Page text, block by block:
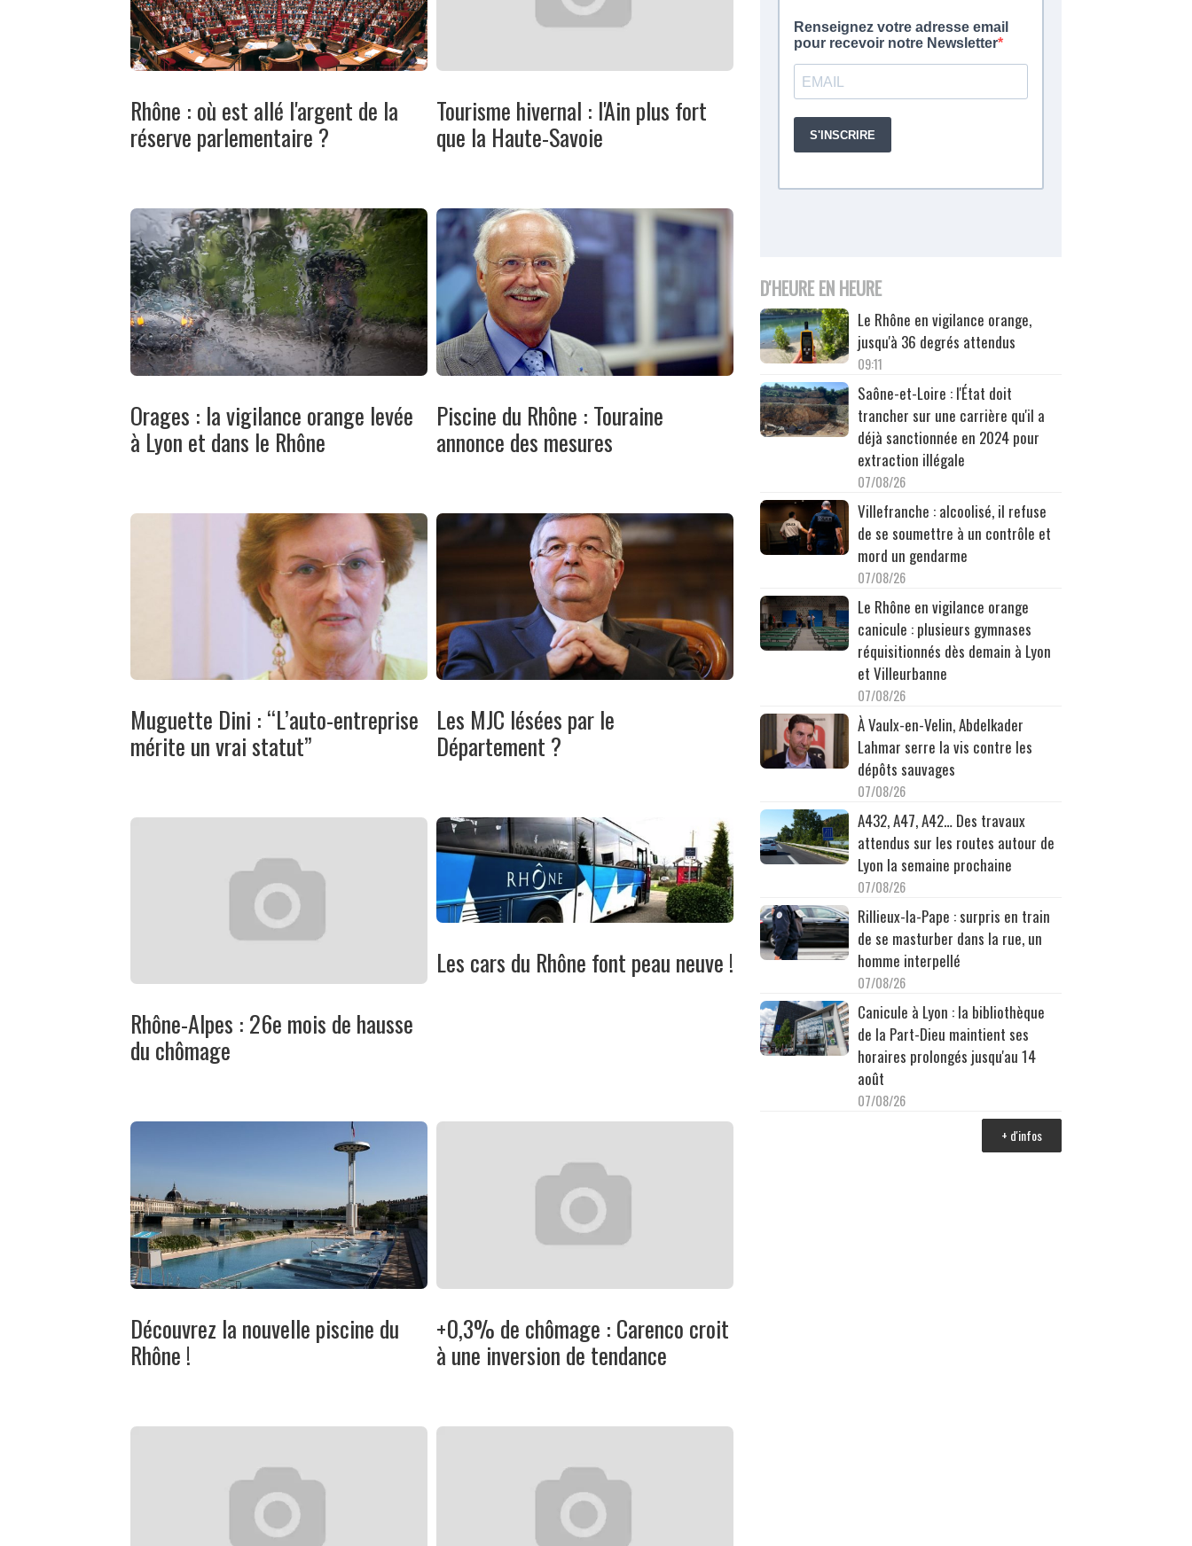
Rhône : où est allé l'argent de la
réserve parlementaire ?
Tourisme hivernal : l'Ain plus fort
que la Haute-Savoie
Orages : la vigilance orange levée
à Lyon et dans le Rhône
Piscine du Rhône : Touraine
annonce des mesures
Muguette Dini : “L’auto-entreprise
mérite un vrai statut”
Les MJC lésées par le
Département ?
Rhône-Alpes : 26e mois de hausse
du chômage
Les cars du Rhône font peau neuve !
Découvrez la nouvelle piscine du
Rhône !
+0,3% de chômage : Carenco croit
à une inversion de tendance
D'HEURE EN HEURE
Le Rhône en vigilance orange,
jusqu'à 36 degrés attendus
09:11
Saône-et-Loire : l'État doit
trancher sur une carrière qu'il a
déjà sanctionnée en 2024 pour
extraction illégale
07/08/26
Villefranche : alcoolisé, il refuse
de se soumettre à un contrôle et
mord un gendarme
07/08/26
Le Rhône en vigilance orange
canicule : plusieurs gymnases
réquisitionnés dès demain à Lyon
et Villeurbanne
07/08/26
À Vaulx-en-Velin, Abdelkader
Lahmar serre la vis contre les
dépôts sauvages
07/08/26
A432, A47, A42… Des travaux
attendus sur les routes autour de
Lyon la semaine prochaine
07/08/26
Rillieux-la-Pape : surpris en train
de se masturber dans la rue, un
homme interpellé
07/08/26
Canicule à Lyon : la bibliothèque
de la Part-Dieu maintient ses
horaires prolongés jusqu'au 14
août
07/08/26
+ d'infos